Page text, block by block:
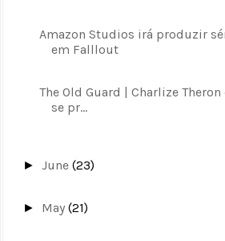
Amazon Studios irá produzir
em Falllout
The Old Guard | Charlize Theron
se pr...
►June(23)
► May(21)